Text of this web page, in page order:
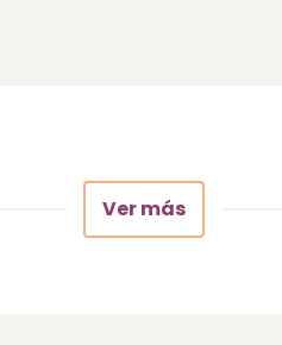
Ver más